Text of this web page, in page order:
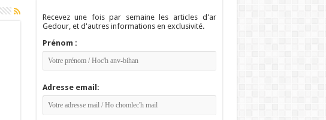
Recevez une fois par semaine les articles d'ar
Gedour, et d'autres informations en exclusivité.
Prénom :
Adresse email: